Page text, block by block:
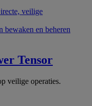
veilige
bewaken en beheren
Tensor
veilige operaties.